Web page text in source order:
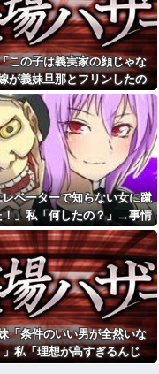
と現実#2
黒騎士ガイア』って今思
妙なカードだよな他
汁定食専門店を出そうと
だけど・・・
りますよ！」と返事だけ
前なのに全く動かない職
能、催促しても放置→引
うとすると「申し訳ない
る」と拒否…やる気ない
き受けるなよ・・・
撃】川口被告(19)に無期懲
大学生殺人事件、19歳
返しのつかない代償を背
とに
た事を私に逐一報告して
姉さん凄いです」と言う
放してくれない義兄嫁。
義兄嫁のこと、今日でさ
いになりました。その理
の通帳を見たら、１０年
りしている女性がいた。
問い詰めたら、白状して...
のレジで「白ありません
と質問し、列をストップ
この子は義実家の顔じゃな
が義妹旦那とフリンしたの
「DNA鑑定します？」義妹
「もちろんです」→結果…
レベーターで知らない女に蹴
！」私「何したの？」→事情
た家族全員が「それは自業自
得」と呆れてしまい…
「条件のいい男が全然いな
」私「理想が高すぎるんじ